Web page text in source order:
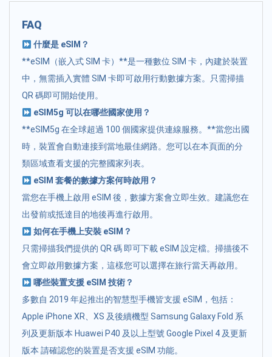
FAQ
什麼是 eSIM？
**eSIM（嵌入式 SIM 卡）**是一種數位 SIM 卡，內建於裝置
中，無需插入實體 SIM 卡即可啟用行動數據方案。只需掃描
QR 碼即可開始使用。
eSIM5g 可以在哪些國家使用？
**eSIM5g 在全球超過 100 個國家提供連線服務。**當您出國
時，裝置會自動連接到當地最佳網路。您可以在本頁面的分
類區域查看支援的完整國家列表。
eSIM 套餐的數據方案何時啟用？
當您在手機上啟用 eSIM 後，數據方案會立即生效。建議您在
出發前或抵達目的地後再進行啟用。
如何在手機上安裝 eSIM？
只需掃描我們提供的 QR 碼 即可下載 eSIM 設定檔。掃描後不
會立即啟用數據方案，這樣您可以選擇在旅行當天再啟用。
哪些裝置支援 eSIM 技術？
多數自 2019 年起推出的智慧型手機皆支援 eSIM，包括：
Apple iPhone XR、XS 及後續機型 Samsung Galaxy Fold 系
列及更新版本 Huawei P40 及以上型號 Google Pixel 4 及更新
版本 請確認您的裝置是否支援 eSIM 功能。